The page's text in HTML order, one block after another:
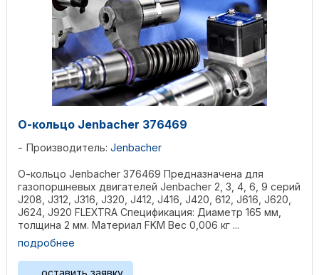
О-кольцо Jenbacher 376469
Производитель: Jenbacher
О-кольцо Jenbacher 376469 Предназначена для
газопоршневых двигателей Jenbacher 2, 3, 4, 6, 9 серий
J208, J312, J316, J320, J412, J416, J420, 612, J616, J620,
J624, J920 FLEXTRA Спецификация: Диаметр 165 мм,
толщина 2 мм. Материал FKM Вес 0,006 кг ...
подробнее
оставить заявку